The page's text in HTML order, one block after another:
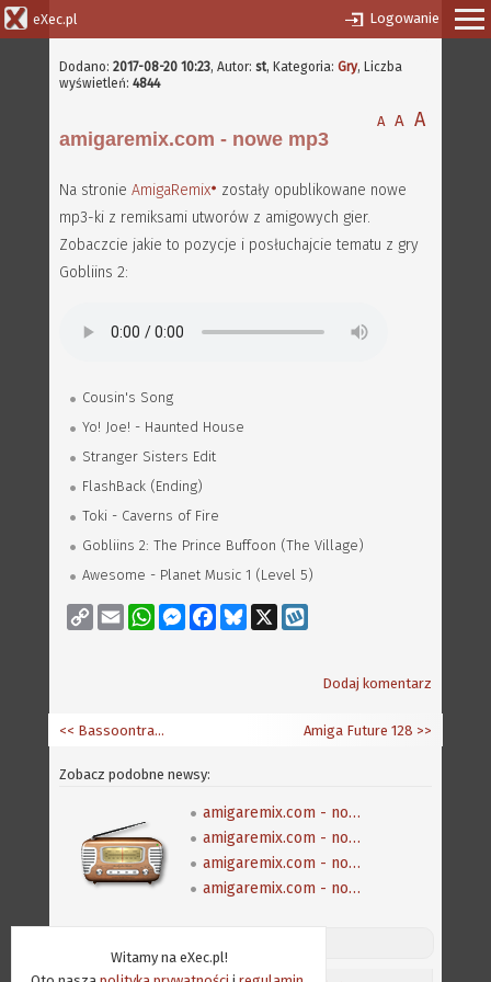
Witamy na eXec.pl!
eXec.pl Logowanie
Dodano: 2017-08-20 10:23, Autor: st, Kategoria: Gry, Liczba
wyświetleń: 4844
A A A
amigaremix.com - nowe mp3
Na stronie AmigaRemix
zostały opublikowane nowe
mp3-ki z remiksami utworów z amigowych gier.
Zobaczcie jakie to pozycje i posłuchajcie tematu z gry
Gobliins 2:
Cousin's Song
Yo! Joe! - Haunted House
Stranger Sisters Edit
FlashBack (Ending)
Toki - Caverns of Fire
Gobliins 2: The Prince Buffoon (The Village)
Awesome - Planet Music 1 (Level 5)
Copy
Link
Email WhatsAppMessenger
FacebookBluesky
Dodaj komentarz
Amiga Future 128 >>
<< Bassoontracker 0.2.01
Zobacz podobne newsy:
amigaremix.com - nowe mp3
amigaremix.com - nowe mp3
amigaremix.com - nowe mp3
amigaremix.com - nowe mp3